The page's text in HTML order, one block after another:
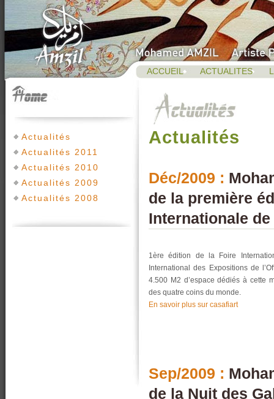
ACCUEIL ACTUALITES
Actualités
Actualités 2011
Actualités 2010
Actualités 2009
Actualités 2008
Actualités
Déc/2009 :
de la première
Internationale
1ère édition de la Foire
International des Expositions de
4.500 M2 d’espace dédiés à cette
des quatre coins du monde.
En savoir plus sur casafiart
Sep/2009 :
de la Nuit des